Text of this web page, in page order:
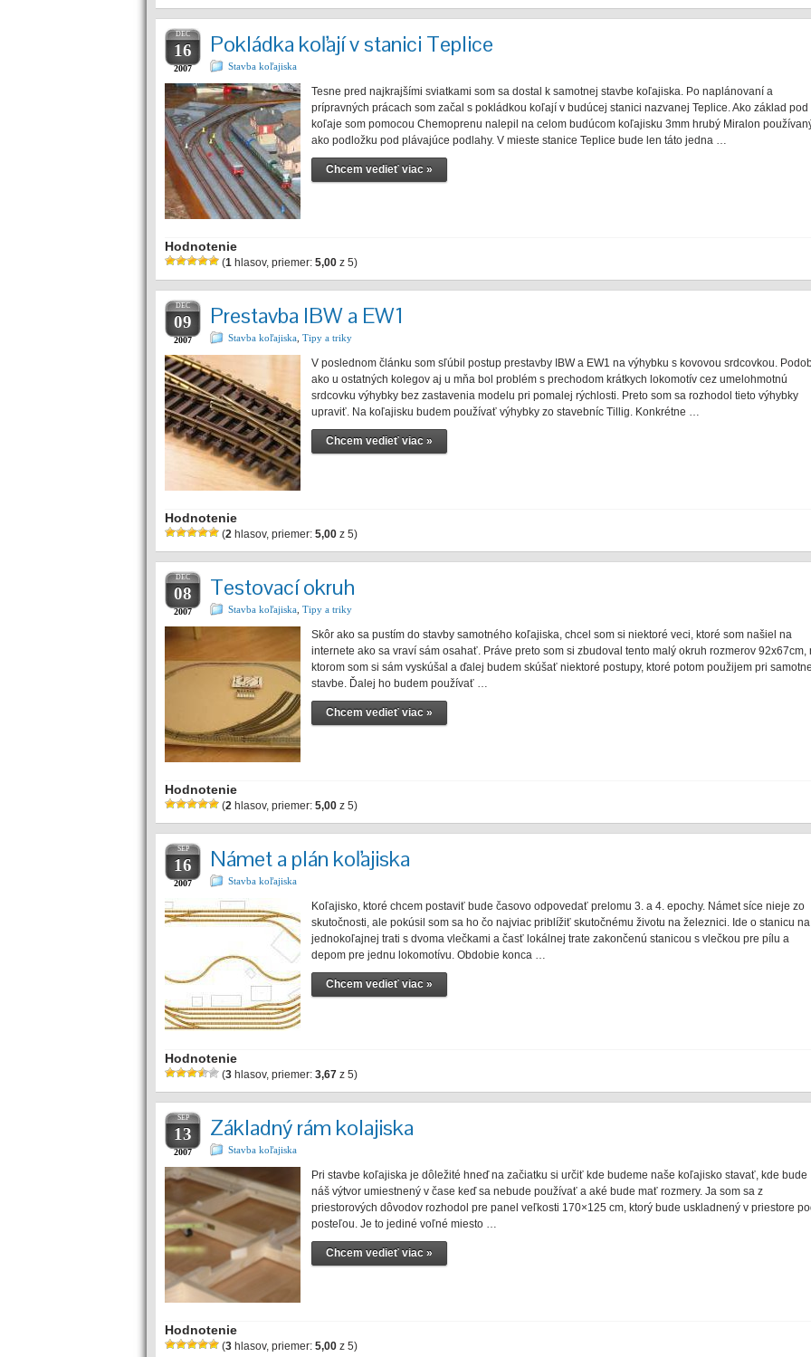
DEC
16
2007
Pokládka koľají v stanici Teplice
Stavba koľajiska
Tesne pred najkrajšími sviatkami som sa dostal k samotnej stavbe koľajiska. Po naplánovaní a
prípravných prácach som začal s pokládkou koľají v budúcej stanici nazvanej Teplice. Ako základ pod
koľaje som pomocou Chemoprenu nalepil na celom budúcom koľajisku 3mm hrubý Miralon
ako podložku pod plávajúce podlahy. V mieste stanice Teplice bude len táto jedna …
Chcem vedieť viac »
Hodnotenie
(1 hlasov, priemer: 5,00 z 5)
DEC
09
2007
Prestavba IBW a EW1
Stavba koľajiska Tipy a triky
V poslednom článku som sľúbil postup prestavby IBW a EW1 na výhybku s kovovou srdcovkou.
ako u ostatných kolegov aj u mňa bol problém s prechodom krátkych lokomotív cez umelohmotnú
srdcovku výhybky bez zastavenia modelu pri pomalej rýchlosti. Preto som sa rozhodol tieto výhybky
upraviť. Na koľajisku budem používať výhybky zo stavebníc Tillig. Konkrétne …
Chcem vedieť viac »
Hodnotenie
(2 hlasov, priemer: 5,00 z 5)
DEC
08
2007
Testovací okruh
Stavba koľajiska Tipy a triky
Skôr ako sa pustím do stavby samotného koľajiska, chcel som si niektoré veci, ktoré som našiel na
internete ako sa vraví sám osahať. Práve preto som si zbudoval tento malý okruh rozmerov 92x67cm,
ktorom som si sám vyskúšal a ďalej budem skúšať niektoré postupy, ktoré potom použijem pri
stavbe. Ďalej ho budem používať …
Chcem vedieť viac »
Hodnotenie
(2 hlasov, priemer: 5,00 z 5)
SEP
16
2007
Námet a plán koľajiska
Stavba koľajiska
Koľajisko, ktoré chcem postaviť bude časovo odpovedať prelomu 3. a 4. epochy. Námet síce nieje zo
skutočnosti, ale pokúsil som sa ho čo najviac priblížiť skutočnému životu na železnici. Ide o stanicu na
jednokoľajnej trati s dvoma vlečkami a časť lokálnej trate zakončenú stanicou s vlečkou pre pílu a
depom pre jednu lokomotívu. Obdobie konca …
Chcem vedieť viac »
Hodnotenie
(3 hlasov, priemer: 3,67 z 5)
SEP
13
2007
Základný rám kolajiska
Stavba koľajiska
Pri stavbe koľajiska je dôležité hneď na začiatku si určiť kde budeme naše koľajisko stavať, kde bude
náš výtvor umiestnený v čase keď sa nebude používať a aké bude mať rozmery. Ja som sa z
priestorových dôvodov rozhodol pre panel veľkosti 170×125 cm, ktorý bude uskladnený v priestore
posteľou. Je to jediné voľné miesto …
Chcem vedieť viac »
Hodnotenie
(3 hlasov, priemer: 5,00 z 5)